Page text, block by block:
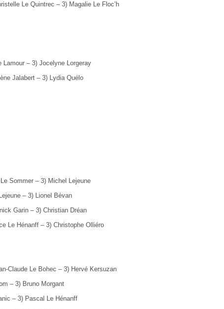
Le Quintrec – 3) Magalie Le Floc’h
Lamour–3) Jocelyne Lorgeray
Jalabert – 3) Lydia Quélo
Sommer–3) Michel Lejeune
– 3) Lionel Bévan
Garin–3) Christian Dréan
Le Hénanff – 3) Christophe Olliéro
Claude Le Bohec – 3) Hervé Kersuzan
– 3) Bruno Morgant
–3) Pascal Le Hénanff